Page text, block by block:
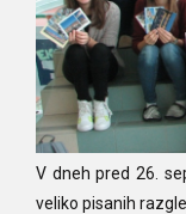
V dneh pred 26.
veliko pisanih